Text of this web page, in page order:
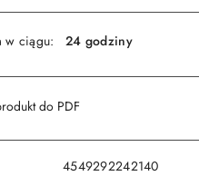
w ciągu: 24 godziny
do PDF
4549292242140